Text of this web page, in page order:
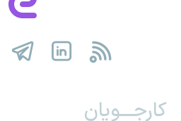
کارجـــویان